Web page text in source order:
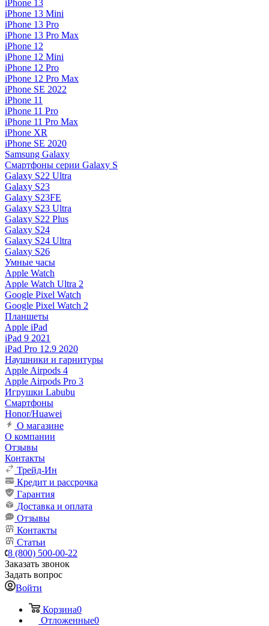
iPhone 13
iPhone 13 Mini
iPhone 13 Pro
iPhone 13 Pro Max
iPhone 12
iPhone 12 Mini
iPhone 12 Pro
iPhone 12 Pro Max
iPhone SE 2022
iPhone 11
iPhone 11 Pro
iPhone 11 Pro Max
iPhone XR
iPhone SE 2020
Samsung Galaxy
Смартфоны серии Galaxy S
Galaxy S22 Ultra
Galaxy S23
Galaxy S23FE
Galaxy S23 Ultra
Galaxy S22 Plus
Galaxy S24
Galaxy S24 Ultra
Galaxy S26
Умные часы
Apple Watch
Apple Watch Ultra 2
Google Pixel Watch
Google Pixel Watch 2
Планшеты
Apple iPad
iPad 9 2021
iPad Pro 12.9 2020
Наушники и гарнитуры
Apple Airpods 4
Apple Airpods Pro 3
Игрушки Labubu
Смартфоны
Honor/Huawei
О магазине
О компании
Отзывы
Контакты
Трейд-Ин
Кредит и рассрочка
Гарантия
Доставка и оплата
Отзывы
Контакты
Статьи
8 (800) 500-00-22
Заказать звонок
Задать вопрос
Войти
Корзина0
Отложенные0